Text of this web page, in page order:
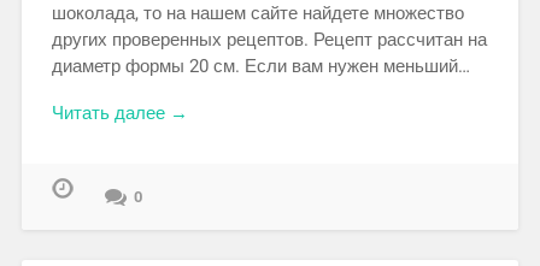
шоколада, то на нашем сайте найдете множество
других проверенных рецептов. Рецепт рассчитан на
диаметр формы 20 см. Если вам нужен меньший…
Читать далее →
0